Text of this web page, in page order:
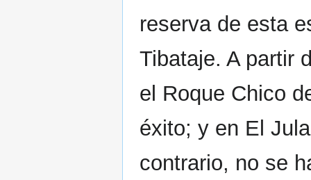
reserva de esta
Tibataje. A partir
el Roque Chico
éxito; y en El
contrario, no se